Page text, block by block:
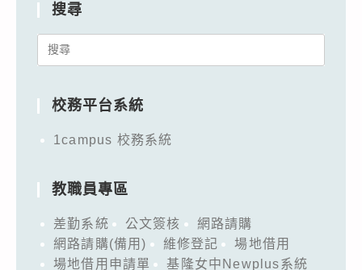
搜尋
Search
校務平台系統
1campus 校務系統
教職員專區
差勤系統 公文簽核
網路請購
網路請購(備用)
維修登記
場地借用
場地借用申請單
基隆女中Newplus系統